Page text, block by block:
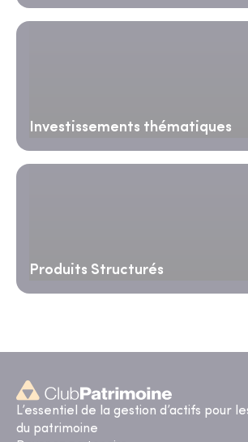
Investissements thématiques
Produits Structurés
L’essentiel de la gestion d’actifs pour
du patrimoine